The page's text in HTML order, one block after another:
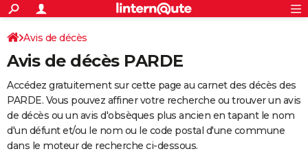
ACTUALITÉS
Politique
Société
Faits Divers
Education
Monde
Villes
+
SPORT
Coupe du monde 2026
Football
Tennis
Cyclisme
Rugby
Forum
Programme TV
TNT
Streaming
Cinéma
Sorties cinéma
Musique
+
FINANCE
Retraite
Impôts
Epargne
Immobilier
Risques naturels par ville
Banque
Assurance
Crédit
AUTO
Essais
Réserver un essai
Citadines
Berlines
SUV
Forum auto
+
Avis de décès
Avis de décès PARDE
Accédez gratuitement sur cette page au carnet des décès des
PARDE. Vous pouvez affiner votre recherche ou trouver un avis
de décès ou un avis d'obsèques plus ancien en tapant le nom
d'un défunt et/ou le nom ou le code postal d'une commune
dans le moteur de recherche ci-dessous.